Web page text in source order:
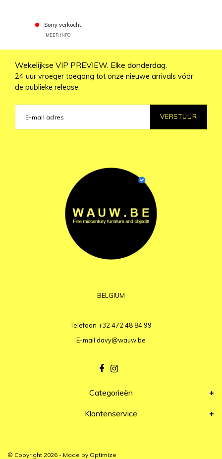
Sorry verkocht
MEER INFO
Wekelijkse VIP PREVIEW. Elke donderdag.
24 uur vroeger toegang tot onze nieuwe arrivals vóór
de publieke release.
VERSTUUR
BELGIUM
Telefoon +32 472 48 84 99
E-mail davy@wauw.be
Categorieën
Klantenservice
© Copyright 2026 - Made by Optimize